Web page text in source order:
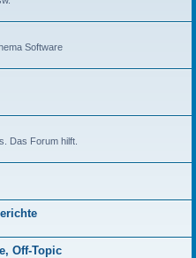
Software
Das Forum hilft.
Off-Topic